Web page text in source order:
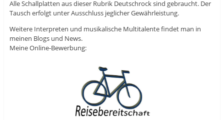
Alle Schallplatten aus dieser Rubrik Deutschrock sind gebraucht. Der
Tausch erfolgt unter Ausschluss jeglicher Gewährleistung.
Weitere Interpreten und musikalische Multitalente findet man in
meinen Blogs und News.
Meine Online-Bewerbung: